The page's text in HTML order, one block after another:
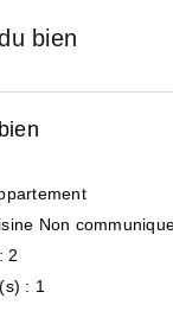
bien
Non
2
: 1